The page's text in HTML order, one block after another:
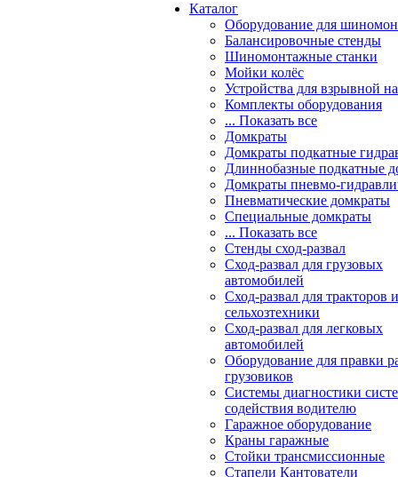
Каталог
Оборудование для
Балансировочные стенды
Шиномонтажные станки
Мойки колёс
Устройства для взрывной
Комплекты оборудования
... Показать все
Домкраты
Домкраты подкатные
Длиннобазные подкатные
Домкраты пневмо-
Пневматические домкраты
Специальные домкраты
... Показать все
Стенды сход-развал
Сход-развал для грузовых
автомобилей
Сход-развал для тракторов и
сельхозтехники
Сход-развал для легковых
автомобилей
Оборудование для правки
грузовиков
Системы диагностики
содействия водителю
Гаражное оборудование
Краны гаражные
Стойки трансмиссионные
Стапели Кантователи